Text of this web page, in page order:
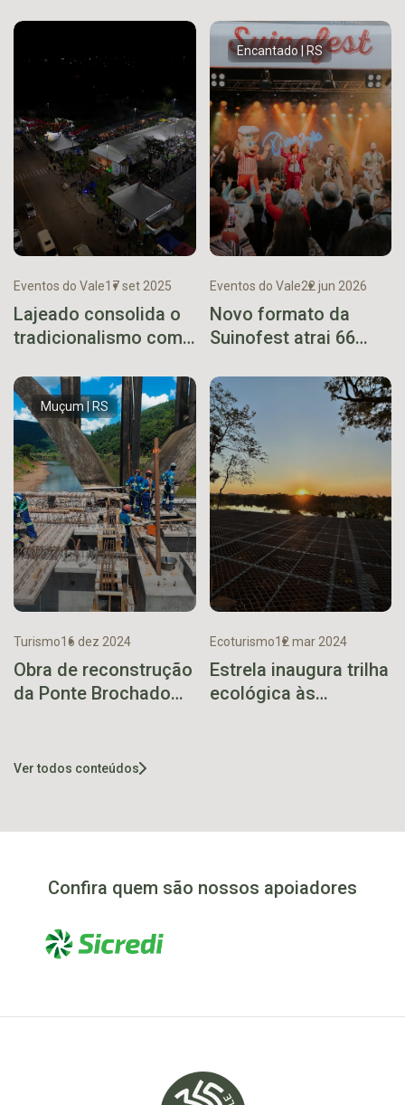
Eventos do Vale17 set 2025
Lajeado consolida o
tradicionalismo com
Farroupilha lotada
Encantado | RS
Eventos do Vale22 jun 2026
Novo formato da
Suinofest atrai 66
de todo o Estado
Muçum | RS
Turismo16 dez 2024
Obra de reconstrução
da Ponte Brochado
Ecoturismo12 mar 2024
Estrela inaugura trilha
ecológica às
Ver todos conteúdos
Confira quem são nossos apoiadores